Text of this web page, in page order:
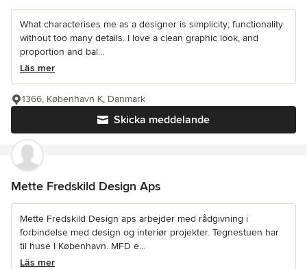
What characterises me as a designer is simplicity; functionality
without too many details. I love a clean graphic look, and
proportion and bal...
Läs mer
Skicka meddelande
1366, København K, Danmark
Mette Fredskild Design Aps
Mette Fredskild Design aps arbejder med rådgivning i
forbindelse med design og interiør projekter. Tegnestuen har
til huse I København. MFD e...
Läs mer